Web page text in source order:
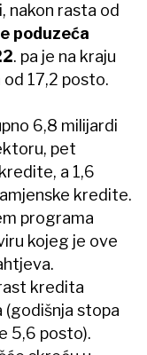
nakon rasta od
poduzeća
. pa je na kraju
od 17,2 posto.
6,8 milijardi
pet
a 1,6
kredite.
programa
kojeg je ove
kredita
stopa
5,6 posto).